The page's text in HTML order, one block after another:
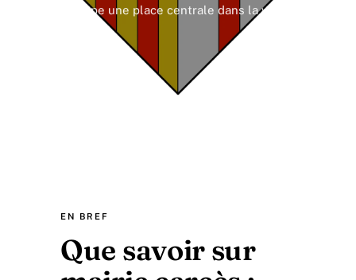
Carcès occupe une place centrale dans la vie.
EN BREF
Que savoir sur